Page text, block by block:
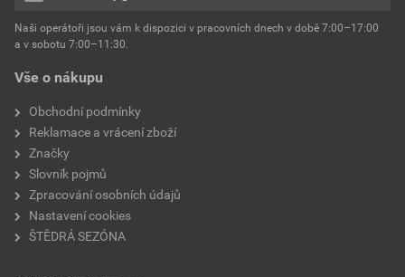
Environmentální prohlášení výrobku
Stáhnout
Velikost
hmotnost 25 kg
typ výrobku
faktor difuzního odporu
Vše o nákupu
Obchodní podmínky
Reklamace a vrácení zboží
Značky
Slovník pojmů
Zpracování osobních údajů
Nastavení cookies
ŠTĚDRÁ SEZÓNA
Naši operátoři jsou vám k dispozici v pracovních dnech v době 7:00–17:00
a v sobotu 7:00–11:30.